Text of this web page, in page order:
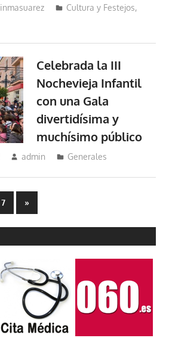
inmasuarez Cultura y Festejos,
Celebrada la III
Nochevieja Infantil
con una Gala
divertidísima y
muchísimo público
admin Generales
7
Entradas
siguientes
»